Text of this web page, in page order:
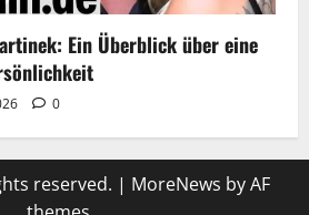
Ein Überblick über eine
0
reserved. | MoreNews by AF